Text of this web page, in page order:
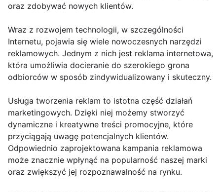
oraz zdobywać nowych klientów.
Wraz z rozwojem technologii, w szczególności
Internetu, pojawia się wiele nowoczesnych narzędzi
reklamowych. Jednym z nich jest reklama internetowa,
która umożliwia docieranie do szerokiego grona
odbiorców w sposób zindywidualizowany i skuteczny.
Usługa tworzenia reklam to istotna część działań
marketingowych. Dzięki niej możemy stworzyć
dynamiczne i kreatywne treści promocyjne, które
przyciągają uwagę potencjalnych klientów.
Odpowiednio zaprojektowana kampania reklamowa
może znacznie wpłynąć na popularność naszej marki
oraz zwiększyć jej rozpoznawalność na rynku.